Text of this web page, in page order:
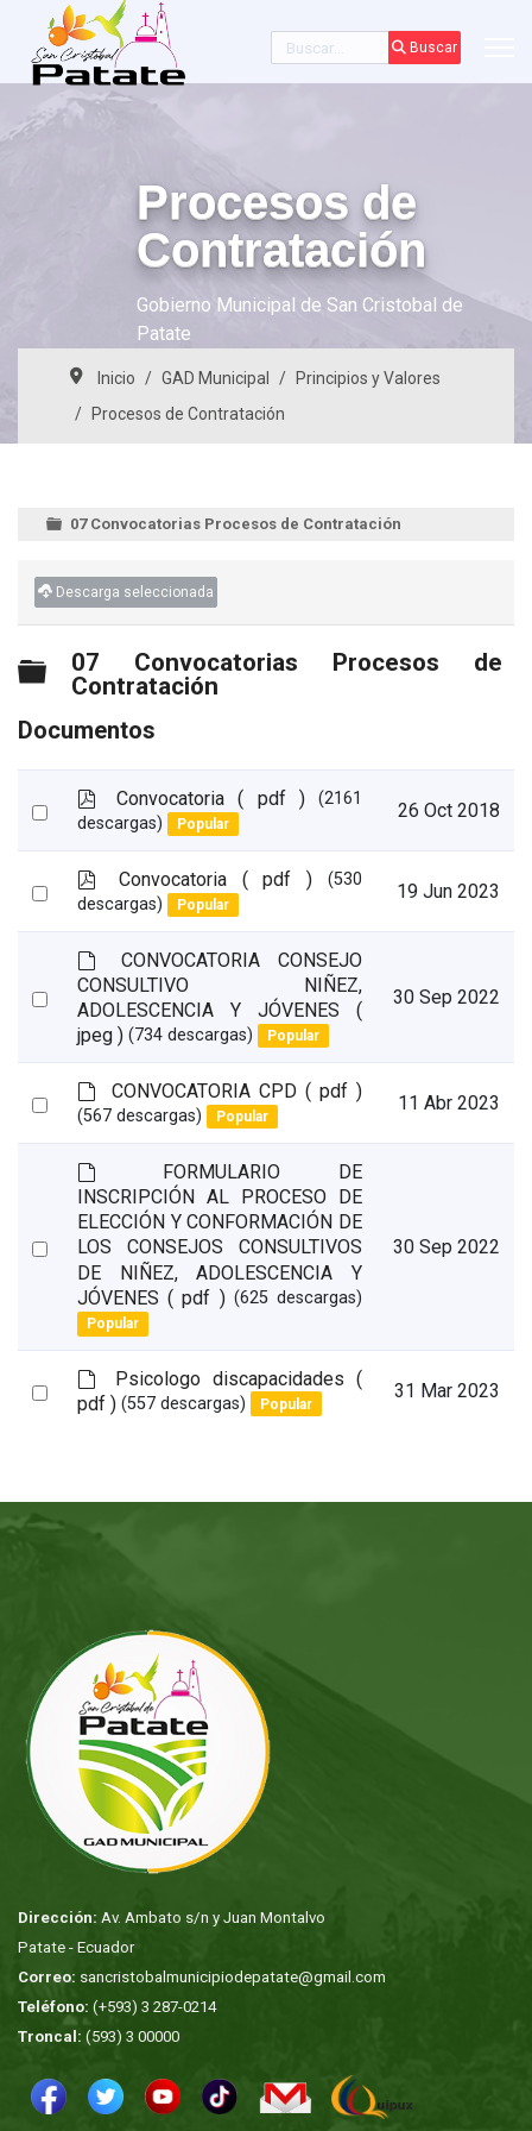
Buscar Buscar
Procesos de
Contratación
Gobierno Municipal de San Cristobal de
Patate
Inicio GAD Municipal
Principios y Valores
Procesos de Contratación
07 Convocatorias Procesos de Contratación
Descarga seleccionada
Carpeta
07 Convocatorias Procesos de
Contratación
Documentos
Select
p
d
Convocatoria ( pdf )
(2161
descargas)
Popular
26 Oct 2018
Select
p
d
Convocatoria ( pdf )
(530
descargas)
Popular
19 Jun 2023
Select
item
d
e
f
a
u
t
CONVOCATORIA CONSEJO
CONSULTIVO NIÑEZ,
ADOLESCENCIA Y JÓVENES
(
jpeg ) (734 descargas) Popular
30 Sep 2022
Select
d
e
l
t
CONVOCATORIA CPD ( pdf )
(567 descargas) Popular
11 Abr 2023
Select
d
e
f
a
u
l
t
FORMULARIO DE
INSCRIPCIÓN AL PROCESO DE
ELECCIÓN Y CONFORMACIÓN DE
LOS CONSEJOS CONSULTIVOS
DE NIÑEZ, ADOLESCENCIA Y
JÓVENES ( pdf ) (625 descargas)
Popular
30 Sep 2022
Select
d
e
Psicologo discapacidades (
pdf ) (557 descargas) Popular
31 Mar 2023
Dirección: Av. Ambato s/n y Juan Montalvo
Patate - Ecuador
Correo: sancristobalmunicipiodepatate@gmail.com
Teléfono: (+593) 3 287-0214
Troncal: (593) 3 00000